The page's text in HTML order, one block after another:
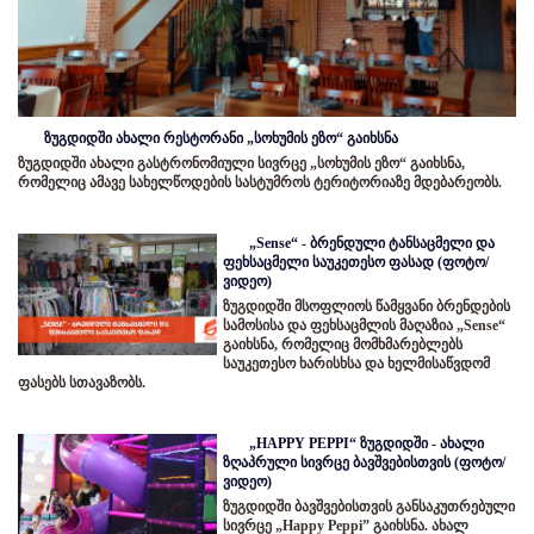
ზუგდიდში ახალი რესტორანი „სოხუმის ეზო“ გაიხსნა
ზუგდიდში ახალი გასტრონომიული სივრცე „სოხუმის ეზო“ გაიხსნა,
რომელიც ამავე სახელწოდების სასტუმროს ტერიტორიაზე მდებარეობს.
„Sense“ - ბრენდული ტანსაცმელი და
ფეხსაცმელი საუკეთესო ფასად (ფოტო/
ვიდეო)
ზუგდიდში მსოფლიოს წამყვანი ბრენდების
სამოსისა და ფეხსაცმლის მაღაზია „Sense“
გაიხსნა, რომელიც მომხმარებლებს
საუკეთესო ხარისხსა და ხელმისაწვდომ
ფასებს სთავაზობს.
„HAPPY PEPPI“ ზუგდიდში - ახალი
ზღაპრული სივრცე ბავშვებისთვის (ფოტო/
ვიდეო)
ზუგდიდში ბავშვებისთვის განსაკუთრებული
სივრცე „Happy Peppi” გაიხსნა. ახალ